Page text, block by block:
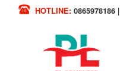
HOTLINE: 0865978186|